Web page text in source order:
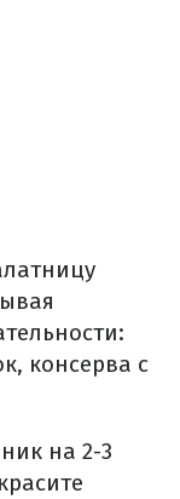
консерва с
на 2-3